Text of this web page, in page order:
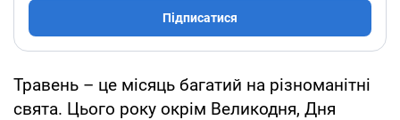
Підписатися
Травень – це місяць багатий на різноманітні
свята. Цього року окрім Великодня, Дня